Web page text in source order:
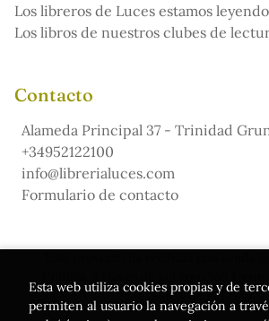
Los libreros de Luces estamos
Los libros de nuestros clubes de
Contacto
Alameda Principal 37 - Trinidad
+34952122100
info@librerialuces.com
Formulario de contacto
Cómic y de la Lectura
Esta web utiliza cookies propias y de
permiten al usuario la navegación a